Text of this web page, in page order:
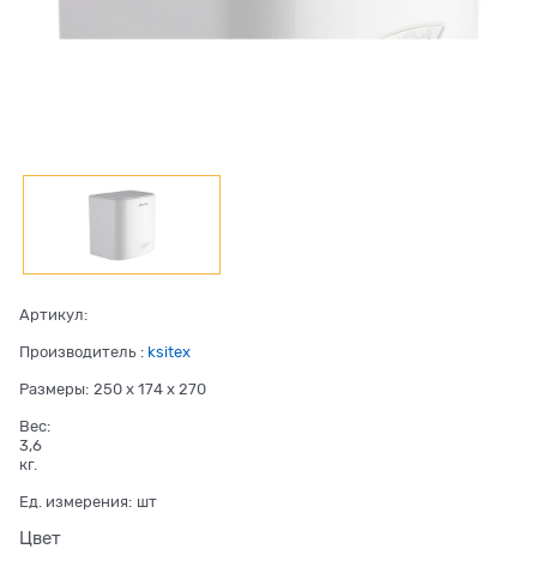
Артикул:
Производитель : ksitex
Размеры: 250 x 174 x 270
Вес:
3,6
кг.
Ед. измерения: шт
Цвет